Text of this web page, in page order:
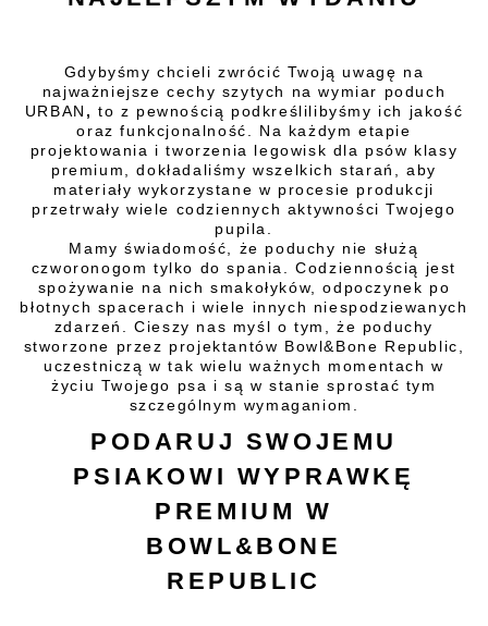
Gdybyśmy chcieli zwrócić Twoją uwagę na
najważniejsze cechy szytych na wymiar poduch
URBAN , to z pewnością podkreślilibyśmy ich jakość
oraz funkcjonalność. Na każdym etapie
projektowania i tworzenia legowisk dla psów klasy
premium, dokładaliśmy wszelkich starań, aby
materiały wykorzystane w procesie produkcji
przetrwały wiele codziennych aktywności Twojego
pupila.
Mamy świadomość, że poduchy nie służą
czworonogom tylko do spania. Codziennością jest
spożywanie na nich smakołyków, odpoczynek po
błotnych spacerach i wiele innych niespodziewanych
zdarzeń. Cieszy nas myśl o tym, że poduchy
stworzone przez projektantów Bowl&Bone Republic,
uczestniczą w tak wielu ważnych momentach w
życiu Twojego psa i są w stanie sprostać tym
szczególnym wymaganiom.
PODARUJ SWOJEMU
PSIAKOWI WYPRAWKĘ
PREMIUM W
BOWL&BONE
REPUBLIC